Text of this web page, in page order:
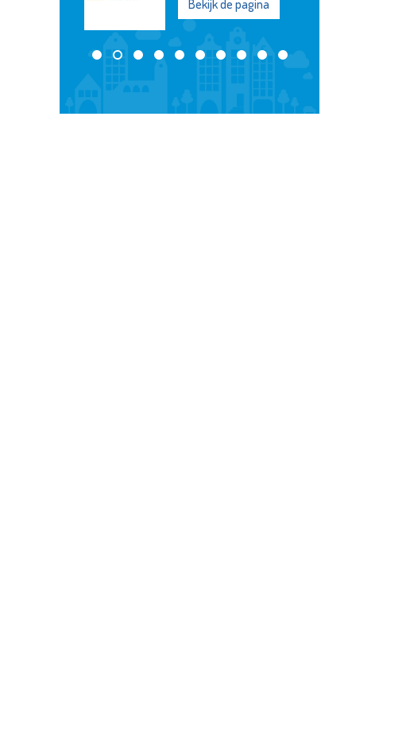
Bekijk de pagina